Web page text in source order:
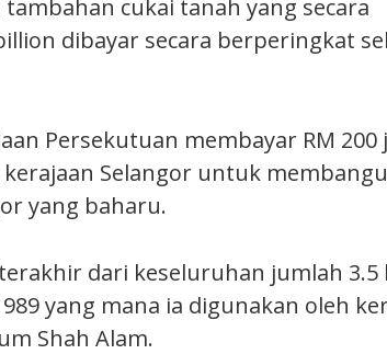
cukai tanah yang secara
dibayar secara berperingkat
Persekutuan membayar RM 200
Selangor untuk
yang baharu.
dari keseluruhan jumlah 3.5
yang mana ia digunakan oleh
Shah Alam.